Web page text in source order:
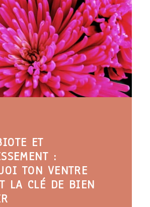
ET
:
TON VENTRE
LA CLÉ DE BIEN